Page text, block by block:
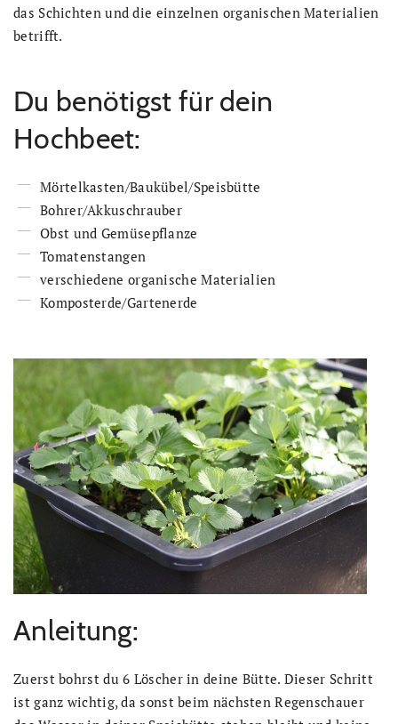
das Schichten und die einzelnen organischen Materialien
betrifft.
Du benötigst für dein
Hochbeet:
Mörtelkasten/Baukübel/Speisbütte
Bohrer/Akkuschrauber
Obst und Gemüsepflanze
Tomatenstangen
verschiedene organische Materialien
Komposterde/Gartenerde
Anleitung:
Zuerst bohrst du 6 Löscher in deine Bütte. Dieser Schritt
ist ganz wichtig, da sonst beim nächsten Regenschauer